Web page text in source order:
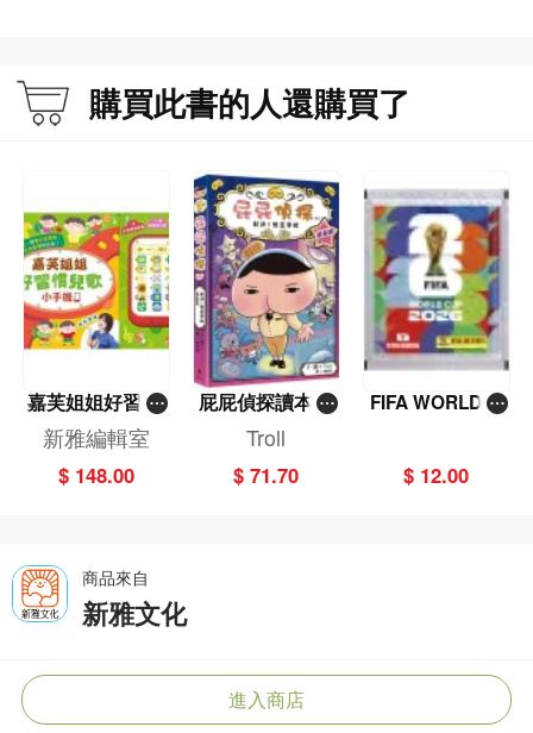
購買此書的人還購買了
嘉芙姐姐好習慣
兒歌小手機
新雅編輯室
$ 148.00
屁屁偵探讀本(1
3)－－對決！怪
篇）
Troll
$ 71.70
FIFA WORLD C
包）
$ 12.00
商品來自
新雅文化
進入商店